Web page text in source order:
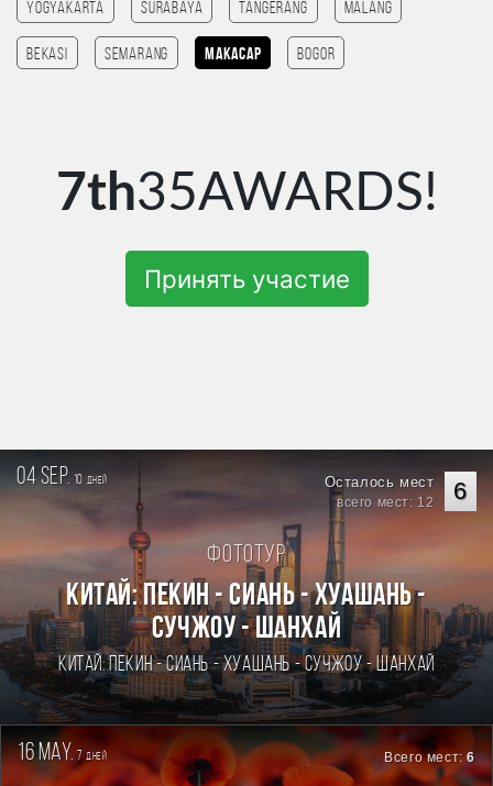
Yogyakarta Surabaya tangerang Malang
Bekasi Semarang Макасар Bogor
7th35AWARDS!
Принять участие
04 sep. 10 дней 6
Осталось мест
всего мест: 12
Фототур
Китай: Пекин - Сиань - Хуашань -
Сучжоу - Шанхай
Китай: Пекин - Сиань - Хуашань - Сучжоу - Шанхай
16 may. 7дней Всего мест:6